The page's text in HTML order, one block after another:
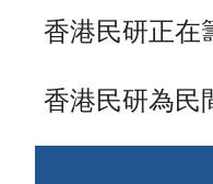
香港民研正在
香港民研為民